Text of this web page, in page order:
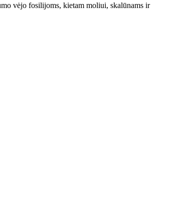
vėjo fosilijoms, kietam moliui, skalūnams ir